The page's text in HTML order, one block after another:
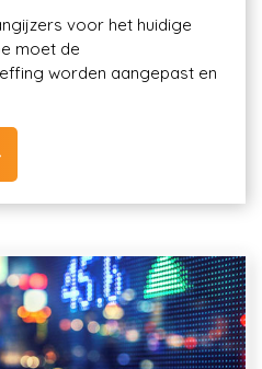
voor het huidige
moet de
worden aangepast en